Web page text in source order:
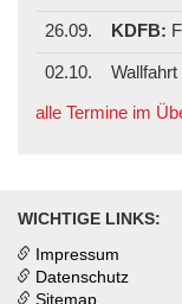
26.09. KDFB:
02.10.
alle Termine im
WICHTIGE LINKS:
Impressum
Datenschutz
Sitemap